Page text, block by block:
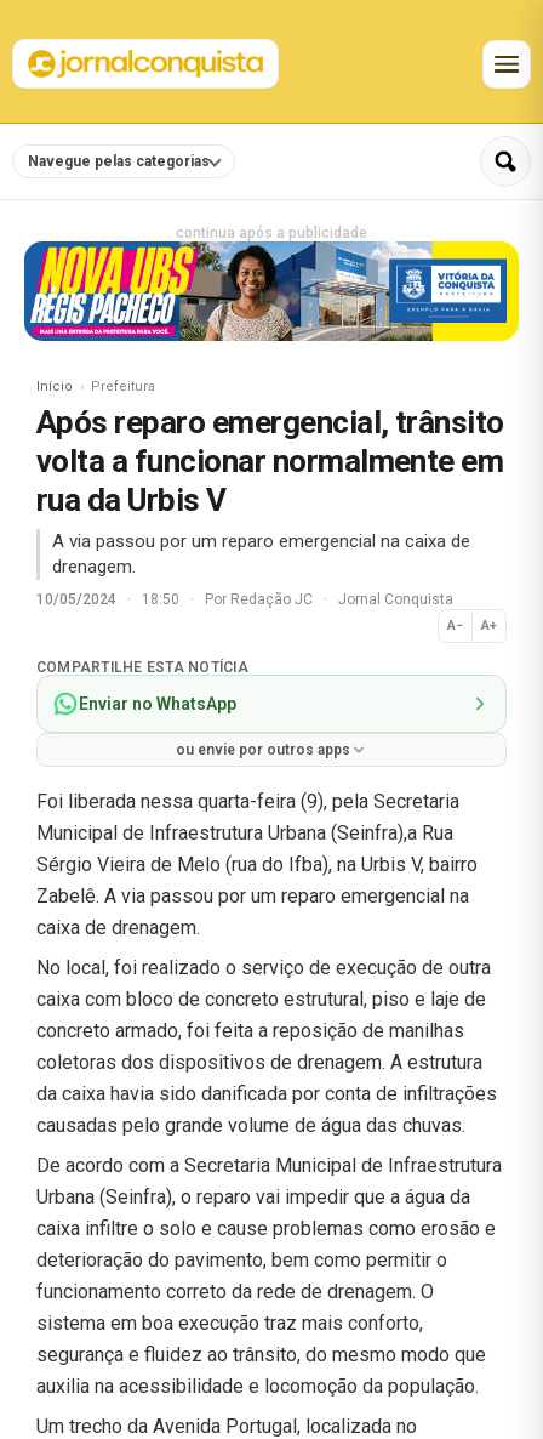
Navegue pelas categorias
continua após a publicidade
Início Prefeitura
Após reparo emergencial, trânsito
volta a funcionar normalmente em
rua da Urbis V
A via passou por um reparo emergencial na caixa de
drenagem.
10/05/2024 · 18:50 · Por Redação JC · Jornal Conquista
A− A+
Normal
COMPARTILHE ESTA NOTÍCIA
Enviar no WhatsApp
ou envie por outros apps
Foi liberada nessa quarta-feira (9), pela Secretaria
Municipal de Infraestrutura Urbana (Seinfra),a Rua
Sérgio Vieira de Melo (rua do Ifba), na Urbis V, bairro
Zabelê. A via passou por um reparo emergencial na
caixa de drenagem.
No local, foi realizado o serviço de execução de outra
caixa com bloco de concreto estrutural, piso e laje de
concreto armado, foi feita a reposição de manilhas
coletoras dos dispositivos de drenagem. A estrutura
da caixa havia sido danificada por conta de infiltrações
causadas pelo grande volume de água das chuvas.
De acordo com a Secretaria Municipal de Infraestrutura
Urbana (Seinfra), o reparo vai impedir que a água da
caixa infiltre o solo e cause problemas como erosão e
deterioração do pavimento, bem como permitir o
funcionamento correto da rede de drenagem. O
sistema em boa execução traz mais conforto,
segurança e fluidez ao trânsito, do mesmo modo que
auxilia na acessibilidade e locomoção da população.
Um trecho da Avenida Portugal, localizada no